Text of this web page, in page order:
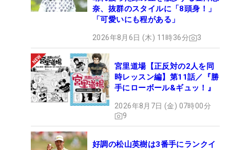
奈、抜群のスタイルに「8頭身！」
「可愛いにも程がある」
2026年8月6日 (木) 11時36分 3
宮里道場【正反対の2人を同
時レッスン編】第11話／『勝
手にローボール&ギュッ！』
2026年8月7日 (金) 07時00分
9
好調の松山英樹は3番手にランクイ